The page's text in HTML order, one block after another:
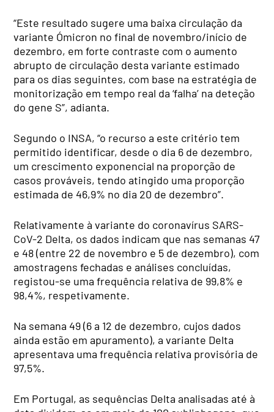
“Este resultado sugere uma baixa circulação da
variante Ómicron no final de novembro/início de
dezembro, em forte contraste com o aumento
abrupto de circulação desta variante estimado
para os dias seguintes, com base na estratégia de
monitorização em tempo real da ‘falha’ na deteção
do gene S”, adianta.
Segundo o INSA, “o recurso a este critério tem
permitido identificar, desde o dia 6 de dezembro,
um crescimento exponencial na proporção de
casos prováveis, tendo atingido uma proporção
estimada de 46,9% no dia 20 de dezembro”.
Relativamente à variante do coronavírus SARS-
CoV-2 Delta, os dados indicam que nas semanas 47
e 48 (entre 22 de novembro e 5 de dezembro), com
amostragens fechadas e análises concluídas,
registou-se uma frequência relativa de 99,8% e
98,4%, respetivamente.
Na semana 49 (6 a 12 de dezembro, cujos dados
ainda estão em apuramento), a variante Delta
apresentava uma frequência relativa provisória de
97,5%.
Em Portugal, as sequências Delta analisadas até à